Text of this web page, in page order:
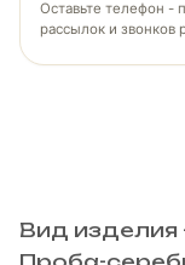
Оставьте телефон -
рассылок и звонков
Вид изделия